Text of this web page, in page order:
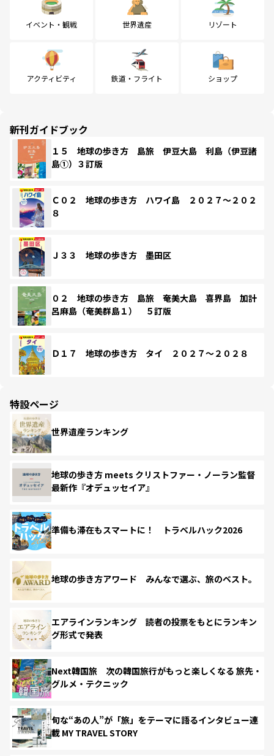
イベント・観戦 世界遺産 リゾート
アクティビティ 鉄道・フライト ショップ
新刊ガイドブック
１５ 地球の歩き方 島旅 伊豆大島 利島（伊豆諸
島①）３訂版
Ｃ０２ 地球の歩き方 ハワイ島 ２０２７～２０２
８
Ｊ３３ 地球の歩き方 墨田区
０２ 地球の歩き方 島旅 奄美大島 喜界島 加計
呂麻島（奄美群島１） ５訂版
Ｄ１７ 地球の歩き方 タイ ２０２７～２０２８
特設ページ
世界遺産ランキング
地球の歩き方 meets クリストファー・ノーラン監督
最新作『オデュッセイア』
準備も滞在もスマートに！ トラベルハック2026
地球の歩き方アワード みんなで選ぶ、旅のベスト。
エアラインランキング 読者の投票をもとにランキン
グ形式で発表
Next韓国旅 次の韓国旅行がもっと楽しくなる 旅先・
グルメ・テクニック
旬な“あの人”が「旅」をテーマに語るインタビュー連
載 MY TRAVEL STORY